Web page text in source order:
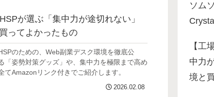
が選ぶ「集中力が途切れない」
ってよかったもの
のための、Web副業デスク環境を徹底公
「姿勢対策グッズ」や、集中力を極限まで高め
てAmazonリンク付きでご紹介します。
2026.02.08
ソム
【工
中力
境と